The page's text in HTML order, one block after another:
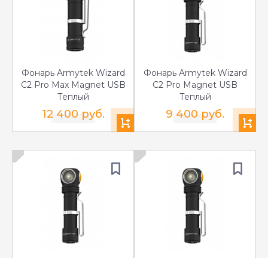
Фонарь Armytek Wizard
C2 Pro Max Magnet USB
Теплый
12 400 руб.
Фонарь Armytek Wizard
C2 Pro Magnet USB
Теплый
9 400 руб.